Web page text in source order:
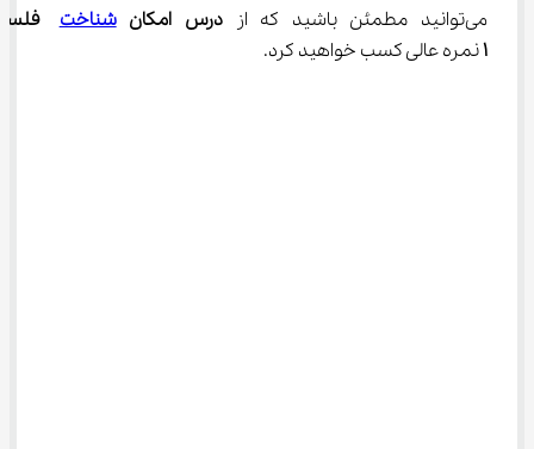
می‌توانید مطمئن باشید که از
درس امکان شناخت
۱ نمره عالی کسب خواهید کرد.